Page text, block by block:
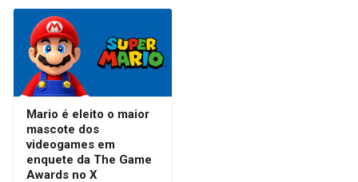
Mario é eleito o maior
mascote dos
videogames em
enquete da The Game
Awards no X